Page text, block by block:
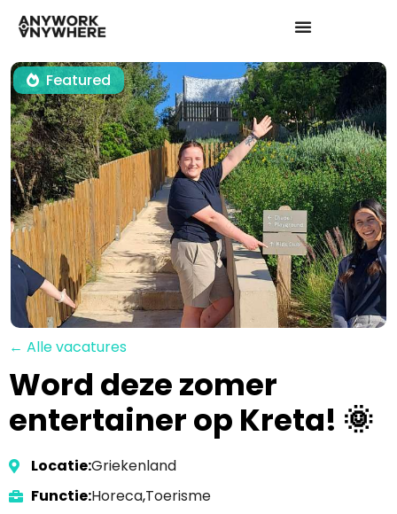
Featured
← Alle vacatures
Word deze zomer
entertainer op Kreta! 🌞
Locatie:Griekenland
Functie:Horeca,Toerisme